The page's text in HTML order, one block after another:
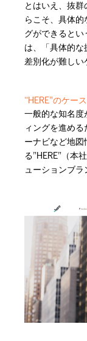
とはいえ、抜
らこそ、具体
グができると
は、「具体的
差別化が難しい
“HERE”のケース
一般的な知名度
ィングを進め
ーナビなど地図
る”HERE”（本
ューションブラ